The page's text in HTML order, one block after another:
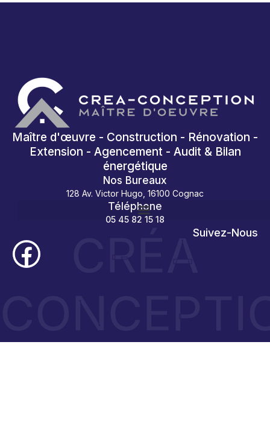
Maître d'œuvre - Construction - Rénovation -
Extension - Agencement - Audit & Bilan
énergétique
Nos Bureaux
128 Av. Victor Hugo, 16100 Cognac
Téléphone
05 45 82 15 18
Suivez-Nous
CRÉA